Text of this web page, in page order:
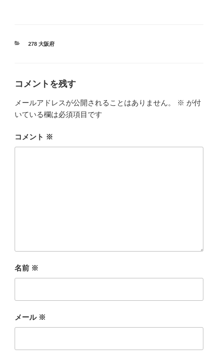
カ
278 大阪府
コメントを残す
メールアドレスが公開されることはありません。 ※ が付
いている欄は必須項目です
コメント ※
名前 ※
メール ※